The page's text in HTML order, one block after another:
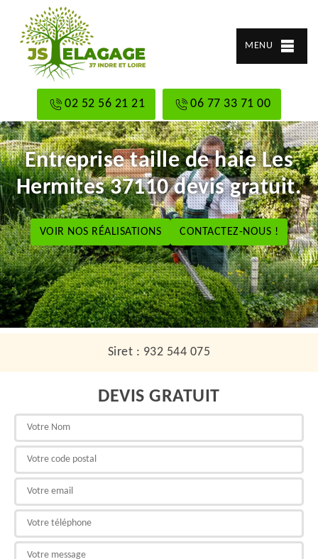
MENU
02 52 56 21 21 06 77 33 71 00
Entreprise taille de haie Les
Hermites 37110 devis gratuit.
VOIR NOS RÉALISATIONS CONTACTEZ-NOUS !
Siret : 932 544 075
DEVIS GRATUIT